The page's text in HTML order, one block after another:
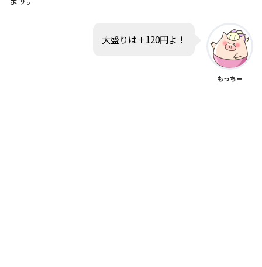
大盛りは＋120円よ！
もっちー